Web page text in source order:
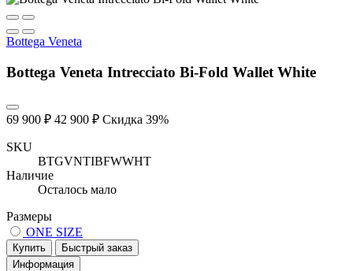
Bottega Veneta
Bottega Veneta Intrecciato Bi-Fold Wallet White
69 900 ₽ 42 900 ₽ Скидка 39%
SKU
BTGVNTIBFWWHT
Наличие
Осталось мало
Размеры
ONE SIZE
Купить
Быстрый заказ
Информация